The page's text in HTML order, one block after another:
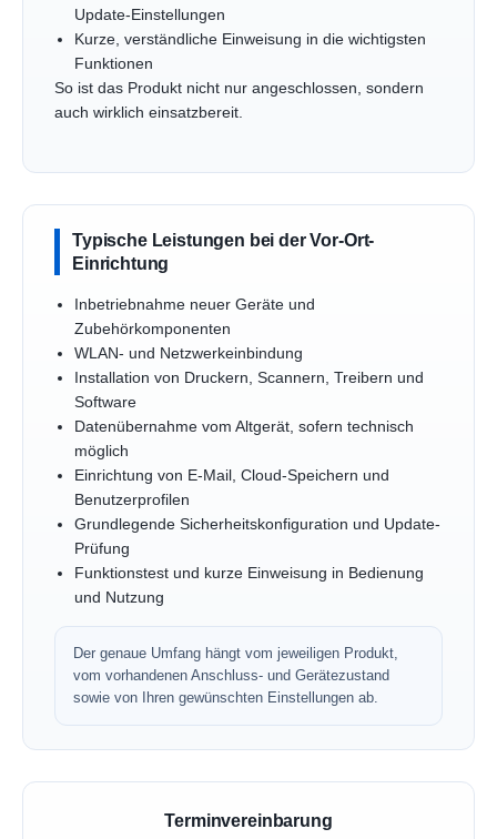
Update-Einstellungen
Kurze, verständliche Einweisung in die wichtigsten
Funktionen
So ist das Produkt nicht nur angeschlossen, sondern
auch wirklich einsatzbereit.
Typische Leistungen bei der Vor-Ort-
Einrichtung
Inbetriebnahme neuer Geräte und
Zubehörkomponenten
WLAN- und Netzwerkeinbindung
Installation von Druckern, Scannern, Treibern und
Software
Datenübernahme vom Altgerät, sofern technisch
möglich
Einrichtung von E-Mail, Cloud-Speichern und
Benutzerprofilen
Grundlegende Sicherheitskonfiguration und Update-
Prüfung
Funktionstest und kurze Einweisung in Bedienung
und Nutzung
Der genaue Umfang hängt vom jeweiligen Produkt,
vom vorhandenen Anschluss- und Gerätezustand
sowie von Ihren gewünschten Einstellungen ab.
Terminvereinbarung